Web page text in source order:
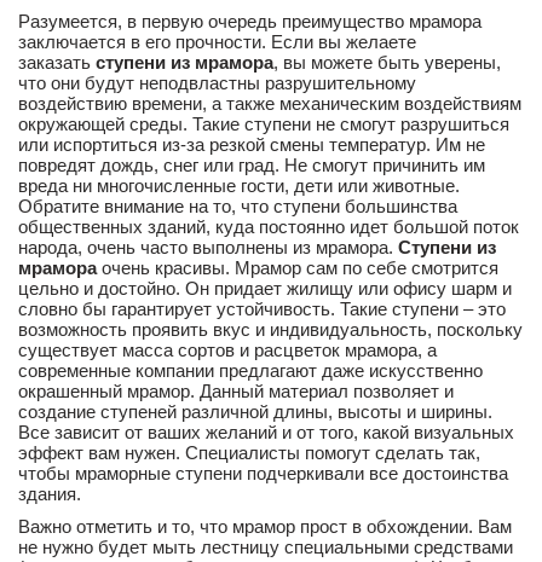
Разумеется, в первую очередь преимущество мрамора
заключается в его прочности. Если вы желаете
заказать ступени из мрамора, вы можете быть уверены,
что они будут неподвластны разрушительному
воздействию времени, а также механическим воздействиям
окружающей среды. Такие ступени не смогут разрушиться
или испортиться из-за резкой смены температур. Им не
повредят дождь, снег или град. Не смогут причинить им
вреда ни многочисленные гости, дети или животные.
Обратите внимание на то, что ступени большинства
общественных зданий, куда постоянно идет большой поток
народа, очень часто выполнены из мрамора. Ступени из
мрамораочень красивы. Мрамор сам по себе смотрится
цельно и достойно. Он придает жилищу или офису шарм и
словно бы гарантирует устойчивость. Такие ступени – это
возможность проявить вкус и индивидуальность, поскольку
существует масса сортов и расцветок мрамора, а
современные компании предлагают даже искусственно
окрашенный мрамор. Данный материал позволяет и
создание ступеней различной длины, высоты и ширины.
Все зависит от ваших желаний и от того, какой визуальных
эффект вам нужен. Специалисты помогут сделать так,
чтобы мраморные ступени подчеркивали все достоинства
здания.
Важно отметить и то, что мрамор прост в обхождении. Вам
не нужно будет мыть лестницу специальными средствами